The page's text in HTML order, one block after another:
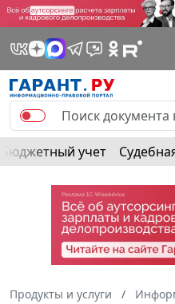
Бюджетный учет
Продукты и услуги